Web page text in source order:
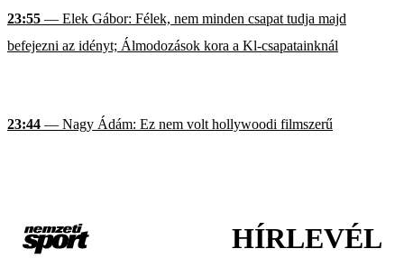
23:55 — Elek Gábor: Félek, nem minden csapat tudja majd
befejezni az idényt; Álmodozások kora a Kl-csapatainknál
23:44 — Nagy Ádám: Ez nem volt hollywoodi filmszerű
HÍRLEVÉL